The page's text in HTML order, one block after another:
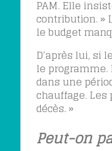
PAM. Elle
contribution. »
le budget
D’après lui, si
le
dans une
chauffage.
décès. »
Peut-on